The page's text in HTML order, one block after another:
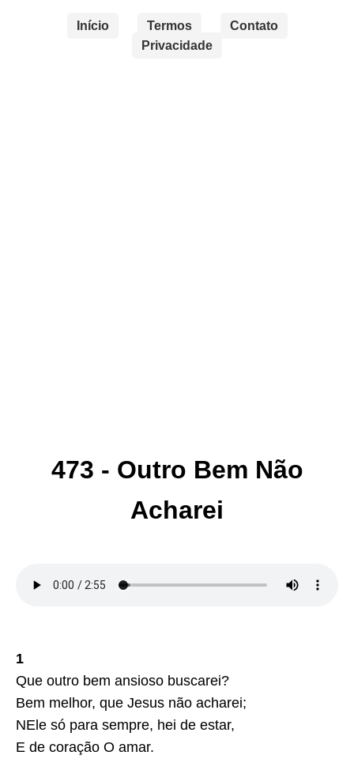
Início Termos
Contato
Privacidade
473 - Outro Bem Não
Acharei
1
Que outro bem ansioso buscarei?
Bem melhor, que Jesus não acharei;
NEle só para sempre, hei de estar,
E de coração O amar.